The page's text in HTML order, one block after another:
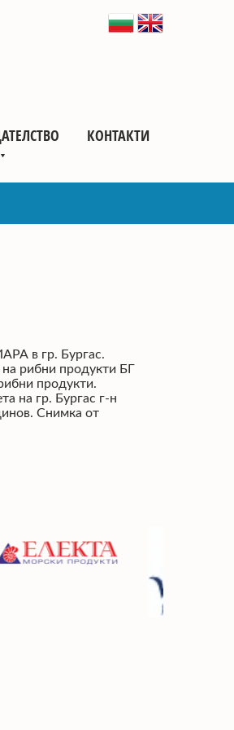
КОНТАКТИ
в гр. Бургас.
на рибни продукти БГ
продукти.
на гр. Бургас г-н
Снимка от